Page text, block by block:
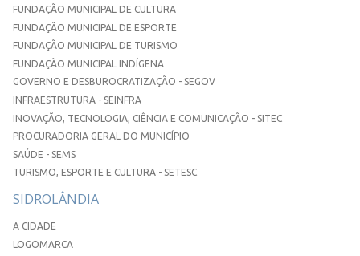
FUNDAÇÃO MUNICIPAL DE CULTURA
FUNDAÇÃO MUNICIPAL DE ESPORTE
FUNDAÇÃO MUNICIPAL DE TURISMO
FUNDAÇÃO MUNICIPAL INDÍGENA
GOVERNO E DESBUROCRATIZAÇÃO - SEGOV
INFRAESTRUTURA - SEINFRA
INOVAÇÃO, TECNOLOGIA, CIÊNCIA E COMUNICAÇÃO - SITEC
PROCURADORIA GERAL DO MUNICÍPIO
SAÚDE - SEMS
TURISMO, ESPORTE E CULTURA - SETESC
SIDROLÂNDIA
A CIDADE
LOGOMARCA